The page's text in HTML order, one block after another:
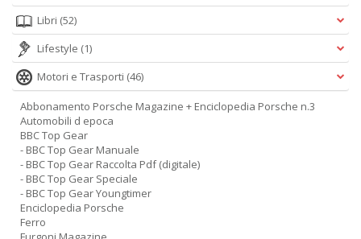
Libri (52)
Lifestyle (1)
Motori e Trasporti (46)
Abbonamento Porsche Magazine + Enciclopedia Porsche n.3
Automobili d epoca
BBC Top Gear
- BBC Top Gear Manuale
- BBC Top Gear Raccolta Pdf (digitale)
- BBC Top Gear Speciale
- BBC Top Gear Youngtimer
Enciclopedia Porsche
Ferro